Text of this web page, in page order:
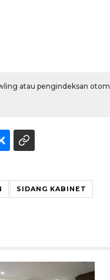
atau pengindeksan
SIDANG KABINET